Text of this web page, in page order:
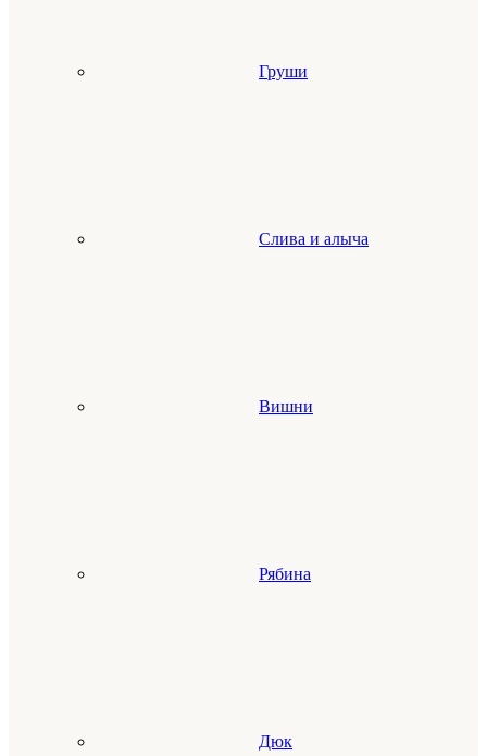
Груши
Слива и алыча
Вишни
Рябина
Дюк